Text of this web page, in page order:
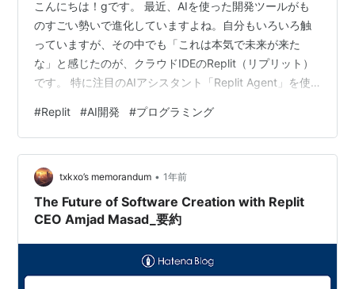
こんにちは！gです。 最近、AIを使った開発ツールがも
のすごい勢いで進化していますよね。自分もいろいろ触
っていますが、その中でも「これは本気で未来が来た
な」と感じたのが、クラウドIDEのReplit（リプリット）
です。 特に注目のAIアシスタント「Replit Agent」を使
作れてしまうという衝撃…。今回は、実際に触ってみた
感想と2026年時点の最新情報をまとめて紹介します！
Replitとは？ブラウザだけで完結する最強の開発環境
【衝撃】Replit Agentでアプリを作ってみた 実際に指示
してみた結果 インタラクティブに対話して調整でき…
#Replit #AI開発 #プログラミング
txkxo’s memorandum • 1年前
The Future of Software Creation with Replit
CEO Amjad Masad_要約